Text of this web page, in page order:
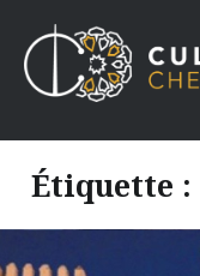
contenu
Étiquette :